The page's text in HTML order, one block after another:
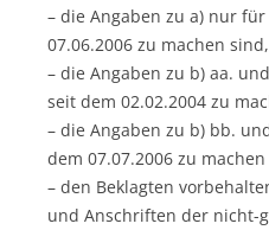
– die Angaben zu a) nur
07.06.2006 zu machen sind,
– die Angaben zu b) aa.
seit dem 02.02.2004 zu
– die Angaben zu b) bb.
dem 07.07.2006 zu
– den Beklagten
und Anschriften der nicht-